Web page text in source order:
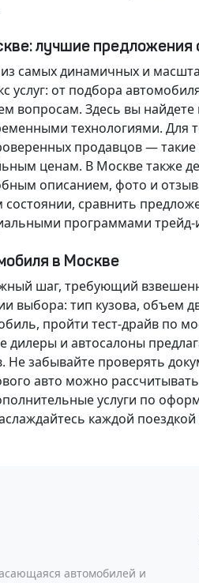
лучшие предложения
самых динамичных и
услуг: от подбора
вопросам. Здесь вы
технологиями. Для
продавцов —
ценам. В Москве также
описанием, фото и
сравнить
программами трейд-
в Москве
шаг, требующий
выбора: тип кузова, объем
пройти тест-драйв по
и автосалоны
забывайте проверять
авто можно
услуги по
каждой
автомобилей и